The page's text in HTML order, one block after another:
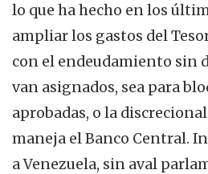
lo que ha hecho en los
ampliar los gastos del
con el endeudamiento sin
van asignados, sea para
aprobadas, o la
maneja el Banco Central.
a Venezuela, sin aval